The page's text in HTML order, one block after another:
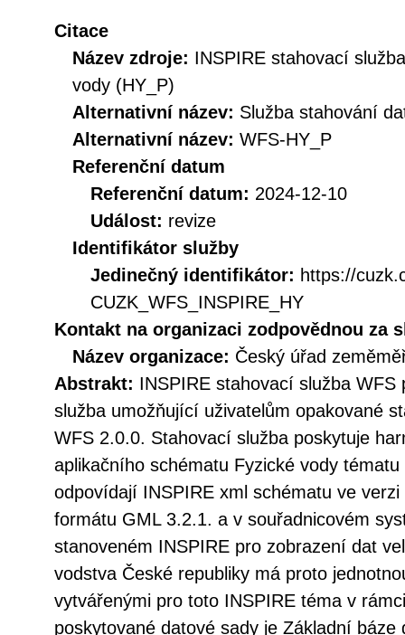
Citace
Název zdroje: INSPIRE stahovací
vody (HY_P)
Alternativní název: Služba stahování
Alternativní název: WFS-HY_P
Referenční datum
Referenční datum: 2024-12-10
Událost: revize
Identifikátor služby
Jedinečný identifikátor: https://
CUZK_WFS_INSPIRE_HY
Kontakt na organizaci zodpovědnou za
Název organizace: Český úřad
Abstrakt: INSPIRE stahovací služba WFS
služba umožňující uživatelům opakované
WFS 2.0.0. Stahovací služba poskytuje
aplikačního schématu Fyzické vody
odpovídají INSPIRE xml schématu ve
formátu GML 3.2.1. a v souřadnicovém
stanoveném INSPIRE pro zobrazení dat
vodstva České republiky má proto
vytvářenými pro toto INSPIRE téma v
poskytované datové sady je Základní báze